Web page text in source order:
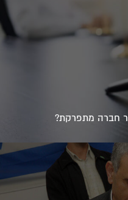
חברה מתפרקת?